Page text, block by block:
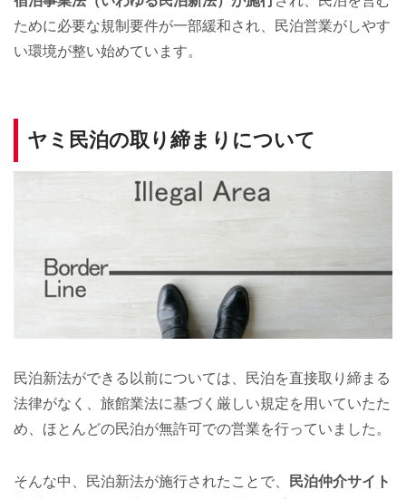
ために必要な規制要件が一部緩和され、民泊営業がしやす
い環境が整い始めています。
ヤミ民泊の取り締まりについて
民泊新法ができる以前については、民泊を直接取り締まる
法律がなく、旅館業法に基づく厳しい規定を用いていたた
め、ほとんどの民泊が無許可での営業を行っていました。
そんな中、民泊新法が施行されたことで、
民泊仲介サイト